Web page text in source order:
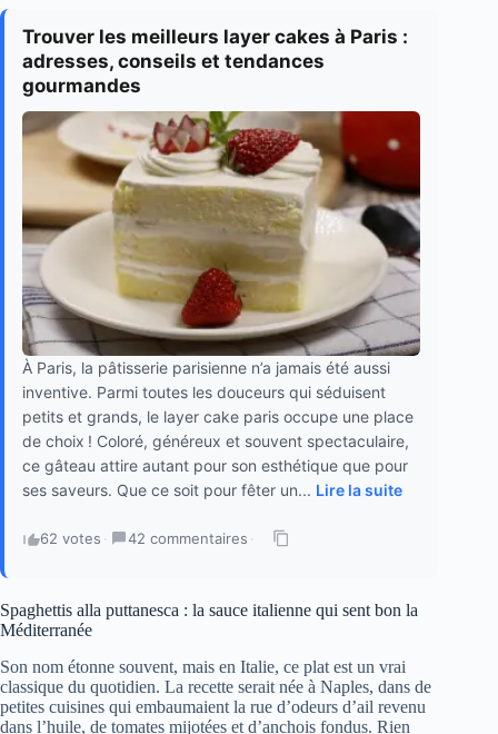
Trouver les meilleurs layer cakes à Paris :
adresses, conseils et tendances
gourmandes
À Paris, la pâtisserie parisienne n’a jamais été aussi
inventive. Parmi toutes les douceurs qui séduisent
petits et grands, le layer cake paris occupe une place
de choix ! Coloré, généreux et souvent spectaculaire,
ce gâteau attire autant pour son esthétique que pour
ses saveurs. Que ce soit pour fêter un... Lire la suite
62 votes · 42 commentaires ·
Spaghettis alla puttanesca : la sauce italienne qui sent bon la
Méditerranée
Son nom étonne souvent, mais en Italie, ce plat est un vrai
classique du quotidien. La recette serait née à Naples, dans de
petites cuisines qui embaumaient la rue d’odeurs d’ail revenu
dans l’huile, de tomates mijotées et d’anchois fondus. Rien